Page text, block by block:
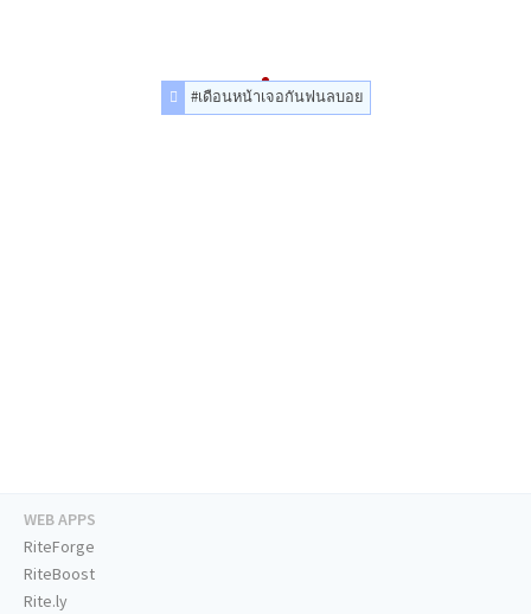
#เดือนหน้าเจอกันฟนลบอย
WEB APPS
RiteForge
RiteBoost
Rite.ly